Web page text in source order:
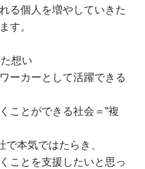
る個人を増やしていきた
す。
想い
ーカーとして活躍できる
ことができる社会＝"複
本気ではたらき、
ことを支援したいと思っ